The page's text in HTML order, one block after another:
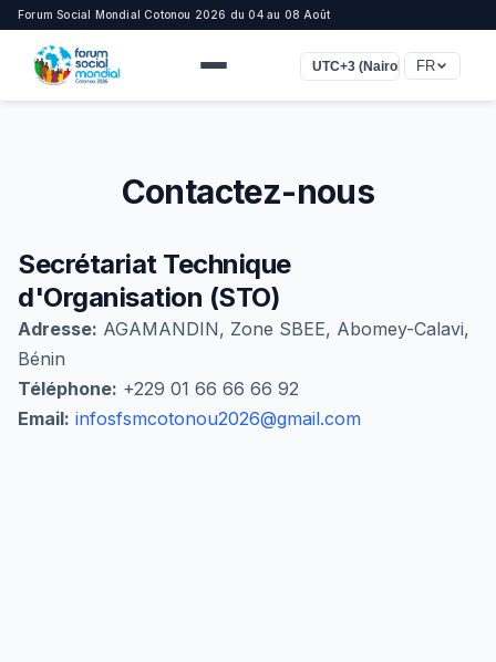
Forum Social Mondial Cotonou 2026 du 04 au 08 Août
UTC+3 (Nairobi, Bagdad)
FR
Contactez-nous
Secrétariat Technique
d'Organisation (STO)
Adresse: AGAMANDIN, Zone SBEE, Abomey-Calavi,
Bénin
Téléphone: +229 01 66 66 66 92
Email: infosfsmcotonou2026@gmail.com